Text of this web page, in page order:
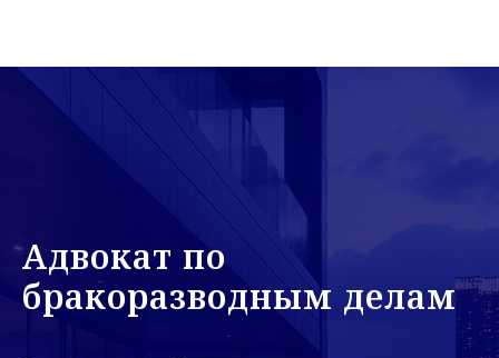
Адвокат по
бракоразводным делам